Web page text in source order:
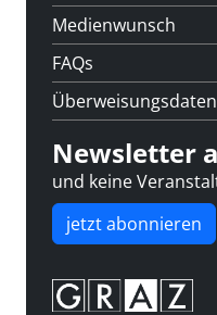
Medienwunsch
FAQs
Überweisungsdaten
Newsletter
und keine
jetzt abonnieren